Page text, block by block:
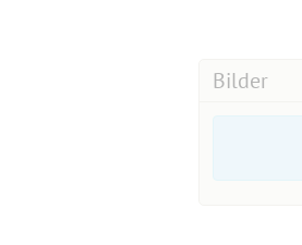
Bilder